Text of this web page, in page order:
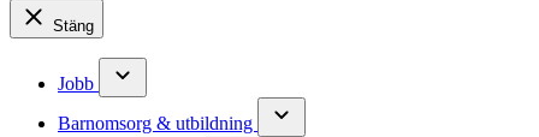
Stäng
Jobb
Barnomsorg & utbildning